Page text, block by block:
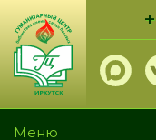
Перейти
основному
содержанию
Меню